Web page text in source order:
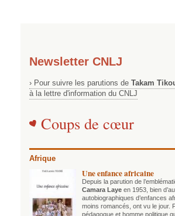
Newsletter CNLJ
› Pour suivre les parutions de Takam
à la lettre d'information du CNLJ
Coups de cœur
Afrique
Une enfance africaine
Depuis la parution de
Camara Laye en 1953, bien
autobiographiques d’enfances
moins romancés, ont vu le jour.
pédagogue et homme politique